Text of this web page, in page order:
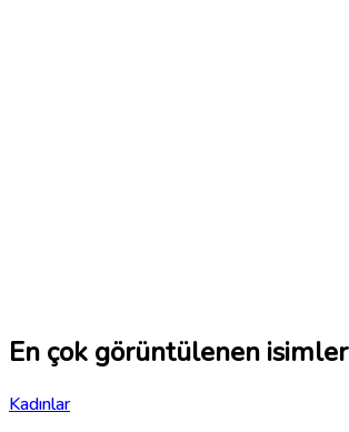
En çok görüntülenen isimler
Kadınlar